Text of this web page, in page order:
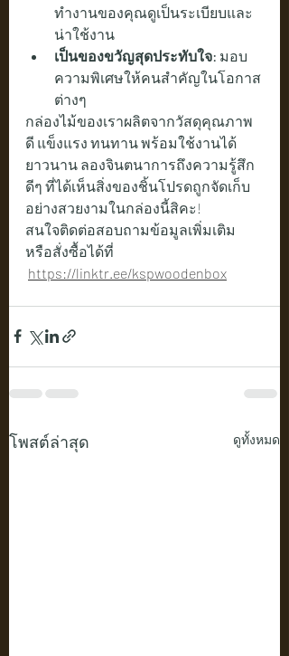
ทำงานของคุณดูเป็นระเบียบและ
น่าใช้งาน
เป็นของขวัญสุดประทับใจ: มอบ
ความพิเศษให้คนสำคัญในโอกาส
ต่างๆ
กล่องไม้ของเราผลิตจากวัสดุคุณภาพ
ดี แข็งแรง ทนทาน พร้อมใช้งานได้
ยาวนาน ลองจินตนาการถึงความรู้สึก
ดีๆ ที่ได้เห็นสิ่งของชิ้นโปรดถูกจัดเก็บ
อย่างสวยงามในกล่องนี้สิคะ!
สนใจติดต่อสอบถามข้อมูลเพิ่มเติม
หรือสั่งซื้อได้ที่
https://linktr.ee/kspwoodenbox
โพสต์ล่าสุด ดูทั้งหมด